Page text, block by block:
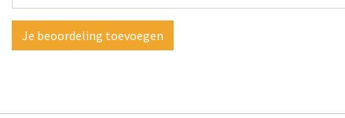
Je beoordeling toevoegen